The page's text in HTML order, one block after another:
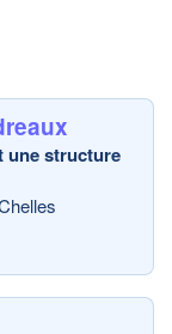
une structure